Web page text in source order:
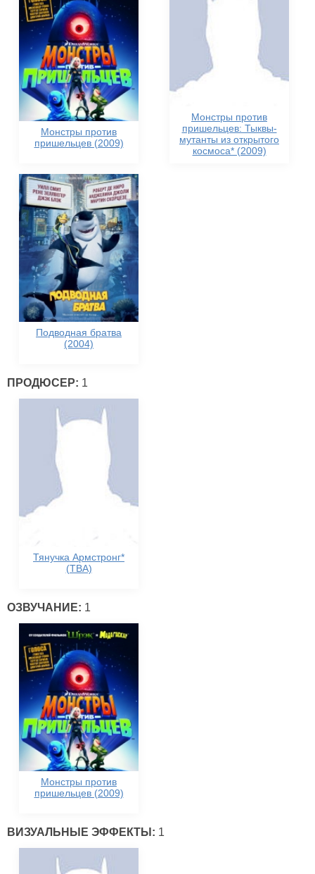
Монстры против
пришельцев (2009)
Монстры против
пришельцев: Тыквы-
мутанты из открытого
космоса* (2009)
Подводная братва
(2004)
ПРОДЮСЕР: 1
Тянучка Армстронг*
(TBA)
ОЗВУЧАНИЕ: 1
Монстры против
пришельцев (2009)
ВИЗУАЛЬНЫЕ ЭФФЕКТЫ: 1